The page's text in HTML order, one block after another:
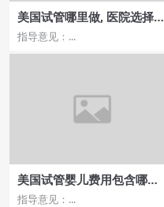
美国试管哪里做, 医院选择的
注意事项？
指导意见：...
美国试管婴儿费用包含哪些
环节，全面了解费用构成
指导意见：...